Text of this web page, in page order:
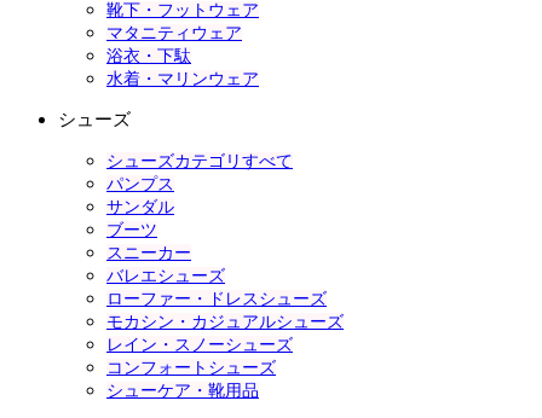
靴下・フットウェア
マタニティウェア
浴衣・下駄
水着・マリンウェア
シューズ
シューズカテゴリすべて
パンプス
サンダル
ブーツ
スニーカー
バレエシューズ
ローファー・ドレスシューズ
モカシン・カジュアルシューズ
レイン・スノーシューズ
コンフォートシューズ
シューケア・靴用品